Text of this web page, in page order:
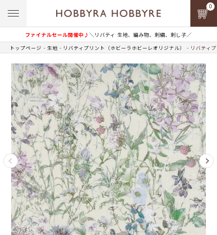
ファイナルセール開催中♪＼リバティ 生地、編み物、刺繍、刺し子／
0
トップページ 生地 リバティプリント（ホビーラホビーレオリジナル） リバティ